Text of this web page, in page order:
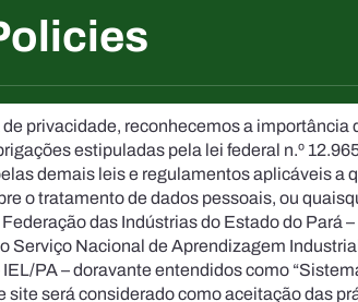
privacidade, reconhecemos a
estipuladas pela lei federal n.º
demais leis e regulamentos aplicáveis a
o tratamento de dados pessoais, ou
das Indústrias do Estado do Pará
Serviço Nacional de Aprendizagem
PA – doravante entendidos como
site será considerado como aceitação das